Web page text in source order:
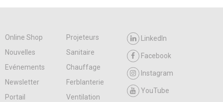
Online Shop
Projeteurs
Nouvelles
Sanitaire
Evénements
Chauffage
Newsletter
Ferblanterie
Portail
Ventilation
LinkedIn
Facebook
Instagram
YouTube